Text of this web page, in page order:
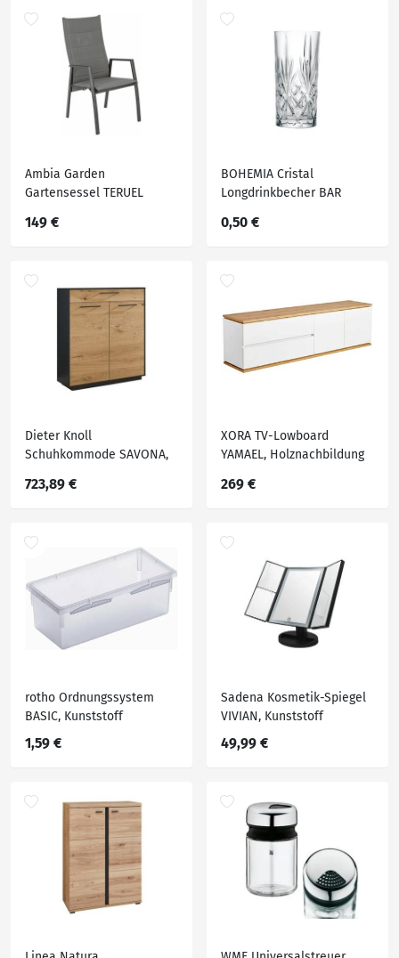
Ambia Garden
Gartensessel TERUEL
149 €
BOHEMIA Cristal
Longdrinkbecher BAR
0,50 €
Dieter Knoll
Schuhkommode SAVONA,
723,89 €
XORA TV-Lowboard
YAMAEL, Holznachbildung
269 €
rotho Ordnungssystem
BASIC, Kunststoff
1,59 €
Sadena Kosmetik-Spiegel
VIVIAN, Kunststoff
49,99 €